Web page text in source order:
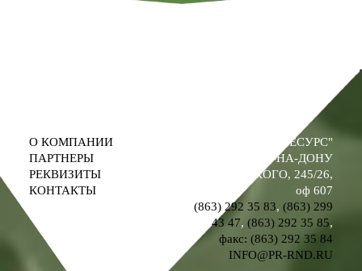
О КОМПАНИИ
ПАРТНЕРЫ
РЕКВИЗИТЫ
КОНТАКТЫ
ООО "ПРОМРЕСУРС"
РОСТОВ-НА-ДОНУ
УЛ. М. ГОРЬКОГО, 245/26,
оф 607
(863) 292 35 83,(863) 299
43 47,(863) 292 35 85,
факс: (863) 292 35 84
INFO@PR-RND.RU